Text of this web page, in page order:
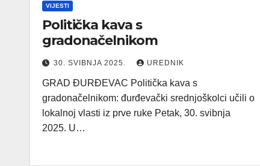
VIJESTI
Politička kava s
gradonačelnikom
30. SVIBNJA 2025. UREDNIK
GRAD ĐURĐEVAC Politička kava s
gradonačelnikom: đurđevački srednjoškolci učili o
lokalnoj vlasti iz prve ruke Petak, 30. svibnja
2025. U…